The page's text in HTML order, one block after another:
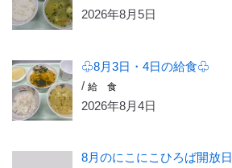
2026年8月5日
♧8月3日・4日の給食♧
/給 食
2026年8月4日
8月のにこにこひろば開放日